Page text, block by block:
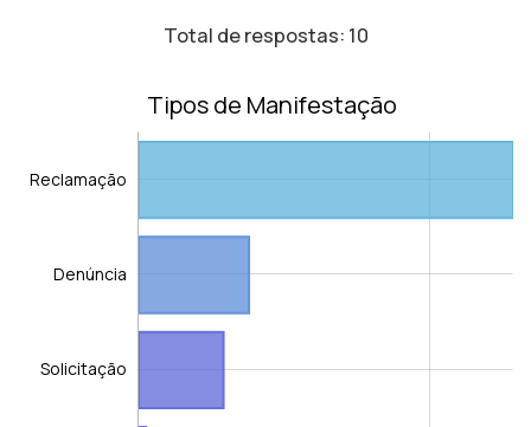
Total de respostas: 10
Tipos de Manifestação
Reclamação
Denúncia
Solicitação